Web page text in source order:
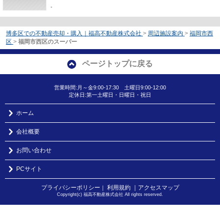
-
博多区での不動産売却・購入｜福高不動産株式会社 > 周辺施設案内 > 福岡市西
区 > 福岡市西区のスーパー
ページトップに戻る
営業時間:月～金9:00-17:30 土曜日9:00-12:00
定休日:第一土曜日・日曜日・祝日
ホーム
会社概要
お問い合わせ
PCサイト
プライバシーポリシー ｜ 利用規約 ｜アクセスマップ
Copyright(c) 福高不動産株式会社 All rights reserved.